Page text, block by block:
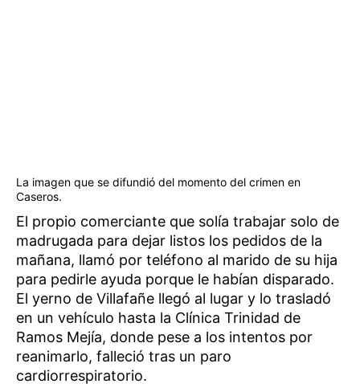
La imagen que se difundió del momento del crimen en
Caseros.
El propio comerciante que solía trabajar solo de
madrugada para dejar listos los pedidos de la
mañana, llamó por teléfono al marido de su hija
para pedirle ayuda porque le habían disparado.
El yerno de Villafañe llegó al lugar y lo trasladó
en un vehículo hasta la Clínica Trinidad de
Ramos Mejía, donde pese a los intentos por
reanimarlo, falleció tras un paro
cardiorrespiratorio.